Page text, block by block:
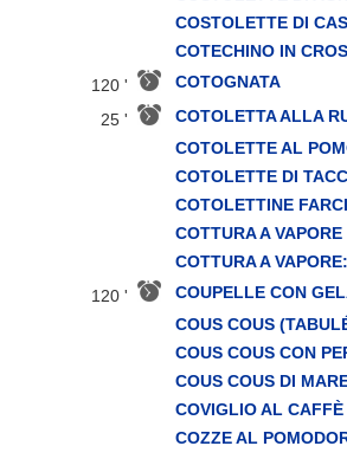
COSTOLETTE DI
COTECHINO IN
120 '
COTOGNATA
25 '
COTOLETTA ALLA
COTOLETTE AL
COTOLETTE DI
COTOLETTINE
COTTURA A VAPORE
COTTURA A
120 '
COUPELLE CON
COUS COUS
COUS COUS CON
COUS COUS DI
COVIGLIO AL CAFFÈ
COZZE AL